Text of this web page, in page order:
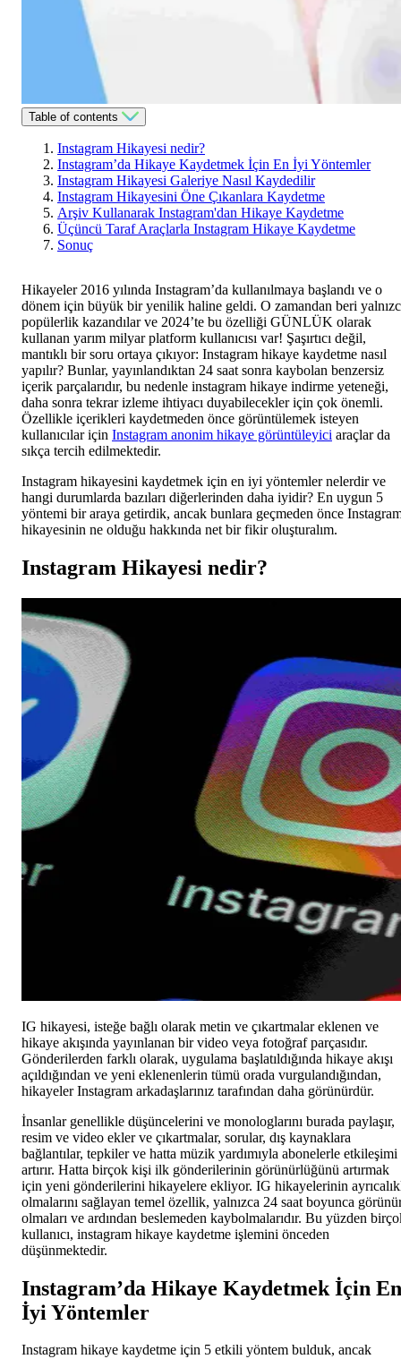
Table of contents
Instagram Hikayesi nedir?
Instagram’da Hikaye Kaydetmek İçin En İyi Yöntemler
Instagram Hikayesi Galeriye Nasıl Kaydedilir
Instagram Hikayesini Öne Çıkanlara Kaydetme
Arşiv Kullanarak Instagram'dan Hikaye Kaydetme
Üçüncü Taraf Araçlarla Instagram Hikaye Kaydetme
Sonuç
Hikayeler 2016 yılında Instagram’da kullanılmaya başlandı ve o
dönem için büyük bir yenilik haline geldi. O zamandan beri
popülerlik kazandılar ve 2024’te bu özelliği GÜNLÜK olarak
kullanan yarım milyar platform kullanıcısı var! Şaşırtıcı değil,
mantıklı bir soru ortaya çıkıyor: Instagram hikaye kaydetme nasıl
yapılır? Bunlar, yayınlandıktan 24 saat sonra kaybolan benzersiz
içerik parçalarıdır, bu nedenle instagram hikaye indirme yeteneği,
daha sonra tekrar izleme ihtiyacı duyabilecekler için çok önemli.
Özellikle içerikleri kaydetmeden önce görüntülemek isteyen
kullanıcılar için Instagram anonim hikaye görüntüleyici araçlar da
sıkça tercih edilmektedir.
Instagram hikayesini kaydetmek için en iyi yöntemler nelerdir ve
hangi durumlarda bazıları diğerlerinden daha iyidir? En uygun 5
yöntemi bir araya getirdik, ancak bunlara geçmeden önce
hikayesinin ne olduğu hakkında net bir fikir oluşturalım.
Instagram Hikayesi nedir?
IG hikayesi, isteğe bağlı olarak metin ve çıkartmalar eklenen ve
hikaye akışında yayınlanan bir video veya fotoğraf parçasıdır.
Gönderilerden farklı olarak, uygulama başlatıldığında hikaye akışı
açıldığından ve yeni eklenenlerin tümü orada vurgulandığından,
hikayeler Instagram arkadaşlarınız tarafından daha görünürdür.
İnsanlar genellikle düşüncelerini ve monologlarını burada paylaşır,
resim ve video ekler ve çıkartmalar, sorular, dış kaynaklara
bağlantılar, tepkiler ve hatta müzik yardımıyla abonelerle etkileşimi
artırır. Hatta birçok kişi ilk gönderilerinin görünürlüğünü artırmak
için yeni gönderilerini hikayelere ekliyor. IG hikayelerinin
olmalarını sağlayan temel özellik, yalnızca 24 saat boyunca
olmaları ve ardından beslemeden kaybolmalarıdır. Bu yüzden
kullanıcı, instagram hikaye kaydetme işlemini önceden
düşünmektedir.
Instagram’da Hikaye Kaydetmek İçin En
İyi Yöntemler
Instagram hikaye kaydetme için 5 etkili yöntem bulduk, ancak